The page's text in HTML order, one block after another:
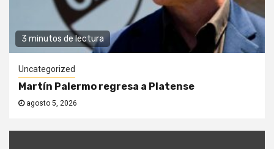
3 minutos de lectura
Uncategorized
Martín Palermo regresa a Platense
agosto 5, 2026